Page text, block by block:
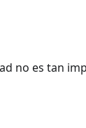
no es tan